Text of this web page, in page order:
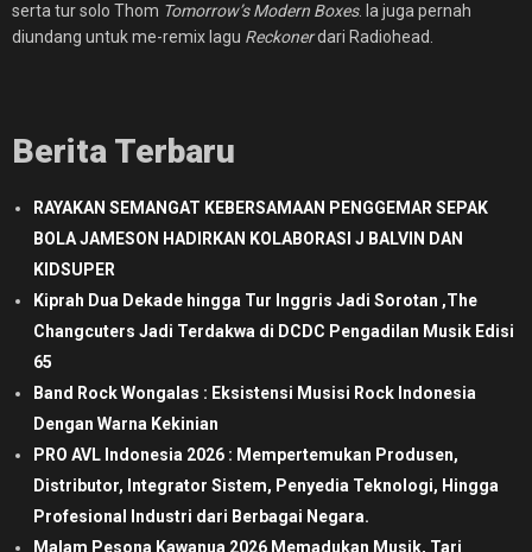
serta tur solo Thom Tomorrow’s Modern Boxes. Ia juga pernah
diundang untuk me-remix lagu Reckonerdari Radiohead.
Berita Terbaru
RAYAKAN SEMANGAT KEBERSAMAAN PENGGEMAR SEPAK
BOLA JAMESON HADIRKAN KOLABORASI J BALVIN DAN
KIDSUPER
Kiprah Dua Dekade hingga Tur Inggris Jadi Sorotan ,The
Changcuters Jadi Terdakwa di DCDC Pengadilan Musik Edisi
65
Band Rock Wongalas : Eksistensi Musisi Rock Indonesia
Dengan Warna Kekinian
PRO AVL Indonesia 2026 : Mempertemukan Produsen,
Distributor, Integrator Sistem, Penyedia Teknologi, Hingga
Profesional Industri dari Berbagai Negara.
Malam Pesona Kawanua 2026 Memadukan Musik, Tari